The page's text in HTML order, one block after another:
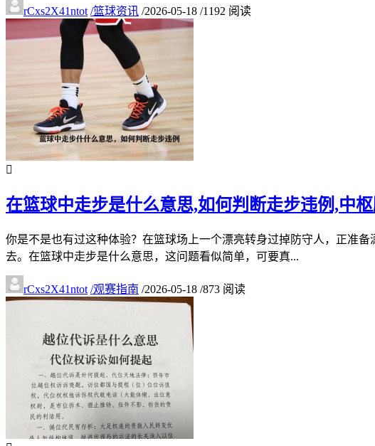
rCxs2X41ntot /篮球资讯 /2026-05-18 /1192 阅读
在篮球中走步是什么意思,如何判断走步违例,中
你是不是也有过这种体验？在篮球场上一个漂亮转身过掉防守人，正准
去。在篮球中走步是什么意思，这问题看似简单，可要真...
rCxs2X41ntot /观赛指南 /2026-05-18 /873 阅读